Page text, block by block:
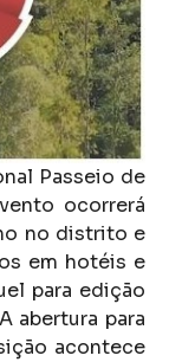
Passeio de
ocorrerá
no distrito e
em hotéis e
para edição
abertura para
acontece